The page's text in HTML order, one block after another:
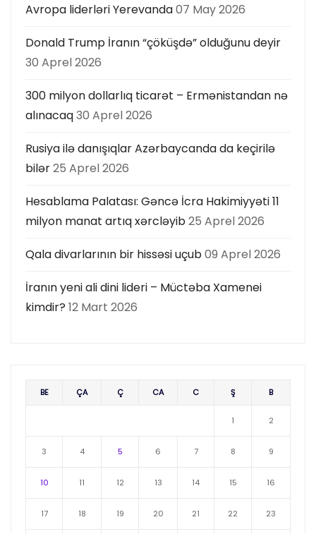
Avropa liderləri Yerevanda07 May 2026
Donald Trump İranın “çöküşdə” olduğunu deyir
30 Aprel 2026
300 milyon dollarlıq ticarət – Ermənistandan nə
alınacaq30 Aprel 2026
Rusiya ilə danışıqlar Azərbaycanda da keçirilə
bilər25 Aprel 2026
Hesablama Palatası: Gəncə İcra Hakimiyyəti 11
milyon manat artıq xərcləyib25 Aprel 2026
Qala divarlarının bir hissəsi uçub09 Aprel 2026
İranın yeni ali dini lideri – Müctəba Xamenei
kimdir? 12 Mart 2026
BE ÇA Ç CA C Ş B
1 2
3 4 5 6 7 8 9
10 11 12 13 14 15 16
17 18 19 20 21 22 23